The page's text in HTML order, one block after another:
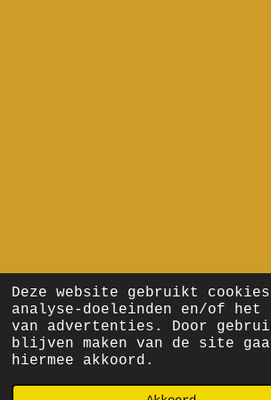
Deze website gebruikt
analyse-doeleinden en/of het
van advertenties. Door
blijven maken van de site
hiermee akkoord.